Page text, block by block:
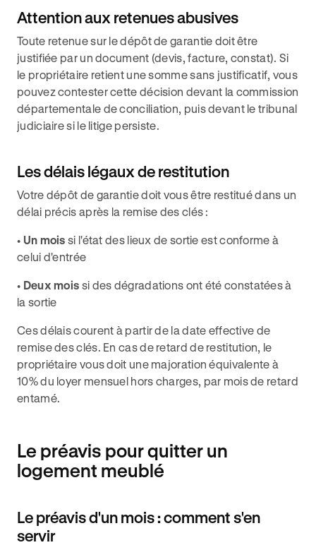
Attention aux retenues abusives
Toute retenue sur le dépôt de garantie doit être
justifiée par un document (devis, facture, constat). Si
le propriétaire retient une somme sans justificatif, vous
pouvez contester cette décision devant la commission
départementale de conciliation, puis devant le tribunal
judiciaire si le litige persiste.
Les délais légaux de restitution
Votre dépôt de garantie doit vous être restitué dans un
délai précis après la remise des clés :
• Un mois si l'état des lieux de sortie est conforme à
celui d'entrée
• Deux mois si des dégradations ont été constatées à
la sortie
Ces délais courent à partir de la date effective de
remise des clés. En cas de retard de restitution, le
propriétaire vous doit une majoration équivalente à
10% du loyer mensuel hors charges, par mois de retard
entamé.
Le préavis pour quitter un
logement meublé
Le préavis d'un mois : comment s'en
servir